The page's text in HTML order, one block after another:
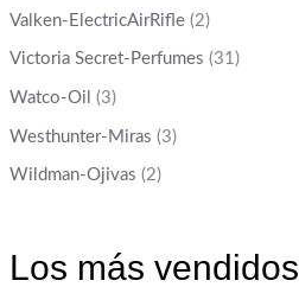
Valken-ElectricAirRifle (2)
Victoria Secret-Perfumes (31)
Watco-Oil (3)
Westhunter-Miras (3)
Wildman-Ojivas (2)
Los más vendidos